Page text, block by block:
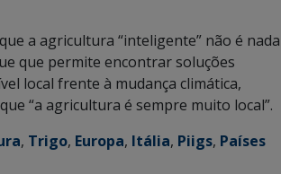
a agricultura “inteligente” não é nada
que permite encontrar soluções
local frente à mudança climática,
“a agricultura é sempre muito local”.
, Trigo, Europa, Itália, Piigs, Países